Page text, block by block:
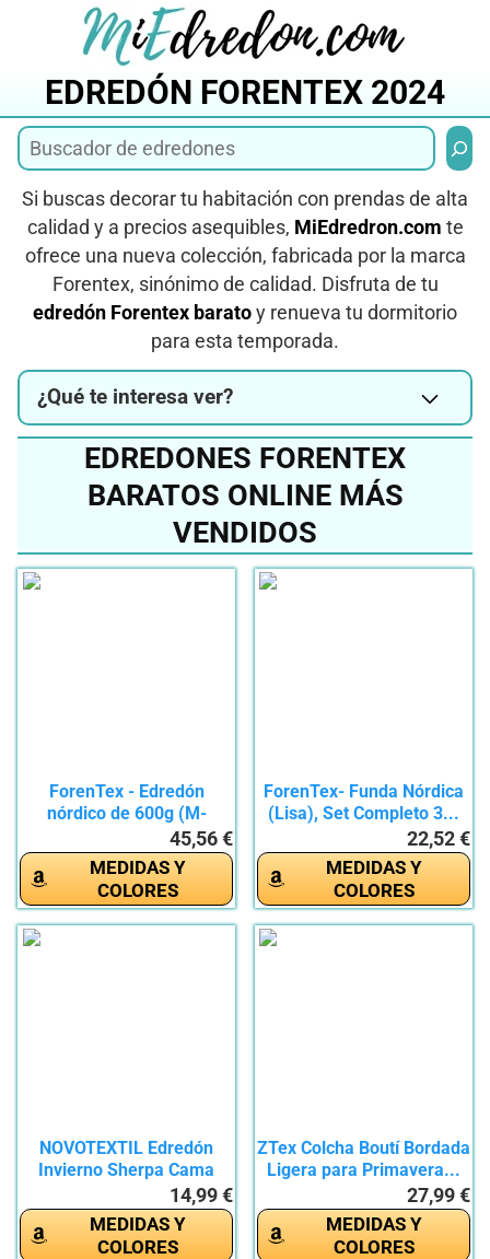
EDREDÓN FORENTEX 2024
Si buscas decorar tu habitación con prendas de alta
calidad y a precios asequibles, MiEdredron.com te
ofrece una nueva colección, fabricada por la marca
Forentex, sinónimo de calidad. Disfruta de tu
edredón Forentex barato y renueva tu dormitorio
para esta temporada.
¿Qué te interesa ver?
EDREDONES FORENTEX
BARATOS ONLINE MÁS
VENDIDOS
ForenTex - Edredón
nórdico de 600g (M-
45,56 €
MEDIDAS Y
COLORES
ForenTex- Funda Nórdica
(Lisa), Set Completo 3...
22,52 €
MEDIDAS Y
COLORES
NOVOTEXTIL Edredón
Invierno Sherpa Cama
14,99 €
MEDIDAS Y
COLORES
ZTex Colcha Boutí Bordada
Ligera para Primavera...
27,99 €
MEDIDAS Y
COLORES